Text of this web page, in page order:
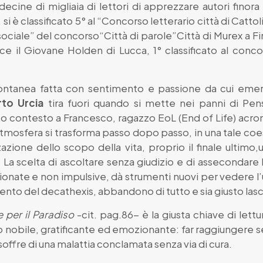
di migliaia di lettori di apprezzare autori
è classificato 5° al “Concorso letterario città di
del concorso“Città di parole”Città di Murex a
il Giovane Holden di Lucca, 1° classificato al
fatta con sentimento e passione da cui
Urcia tira fuori quando si mette nei panni di
contesto a Francesco, ragazzo EoL (End of Life)
si trasforma passo dopo passo, in una tale
dello scopo della vita, proprio il finale
scelta di ascoltare senza giudizio e di
e non impulsive, dà strumenti nuovi per vedere
del decathexis, abbandono di tutto e sia giusto
per il Paradiso -cit. pag.86- è la giusta chiave di
gratificante ed emozionante: far raggiungere
di una malattia conclamata senza via di cura.